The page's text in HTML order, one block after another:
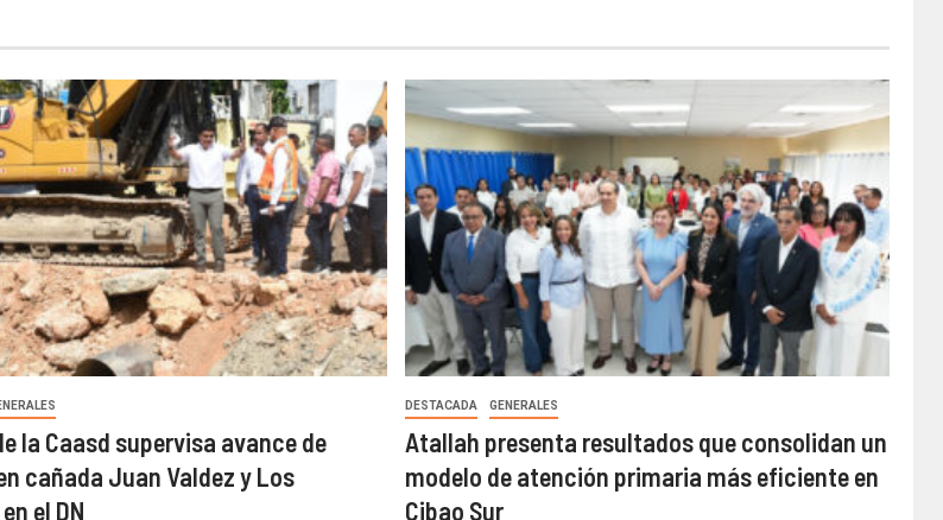
la Caasd supervisa avance de
cañada Juan Valdez y Los
el DN
DESTACADA GENERALES
Atallah presenta resultados que consolidan un
modelo de atención primaria más eficiente en
Cibao Sur